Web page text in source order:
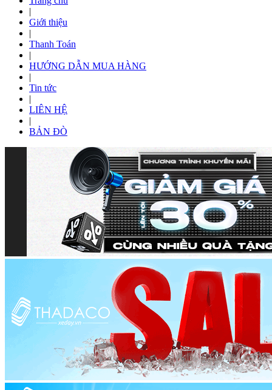
|
Giới thiệu
|
Thanh Toán
|
HƯỚNG DẪN MUA HÀNG
|
Tin tức
|
LIÊN HỆ
|
BẢN ĐÒ